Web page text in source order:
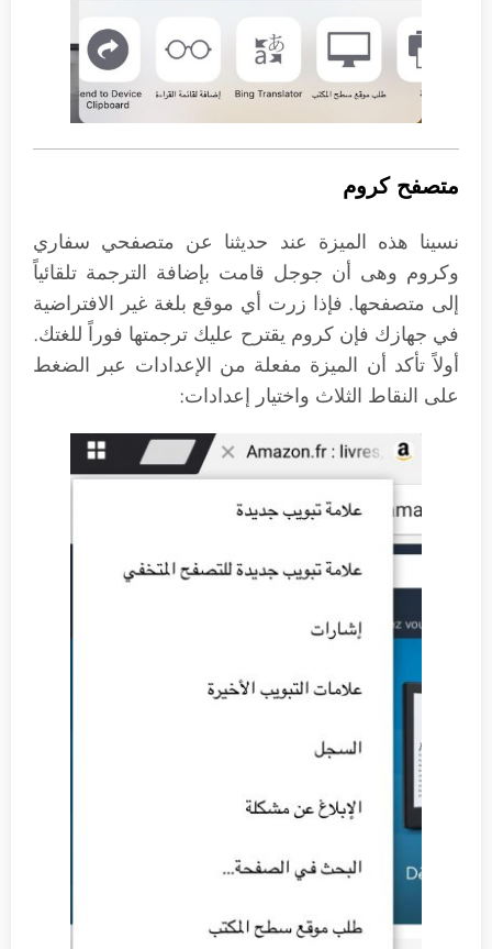
متصفح كروم
نسينا هذه الميزة عند حديثنا عن متصفحي سفاري
وكروم وهى أن جوجل قامت بإضافة الترجمة تلقائياً
إلى متصفحها. فإذا زرت أي موقع بلغة غير الافتراضية
في جهازك فإن كروم يقترح عليك ترجمتها فوراً للغتك.
أولاً تأكد أن الميزة مفعلة من الإعدادات عبر الضغط
على النقاط الثلاث واختيار إعدادات: